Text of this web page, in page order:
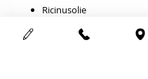
Ricinusolie